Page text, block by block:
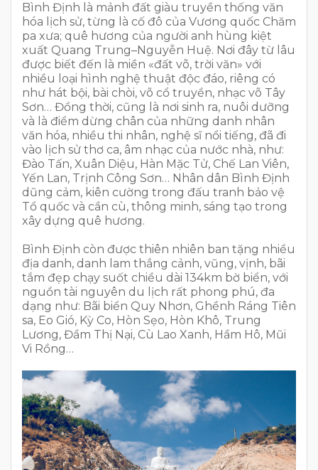
Bình Định là mảnh đất giàu truyền thống văn
hóa lịch sử, từng là cố đô của Vương quốc Chăm
pa xưa; quê hương của người anh hùng kiệt
xuất Quang Trung–Nguyễn Huệ. Nơi đây từ lâu
được biết đến là miền «đất võ, trời văn» với
nhiều loại hình nghệ thuật độc đáo, riêng có
như hát bội, bài chòi, võ cổ truyền, nhạc võ Tây
Sơn… Đồng thời, cũng là nơi sinh ra, nuôi dưỡng
và là điểm dừng chân của những danh nhân
văn hóa, nhiều thi nhân, nghệ sĩ nổi tiếng, đã đi
vào lịch sử thơ ca, âm nhạc của nước nhà, như:
Đào Tấn, Xuân Diệu, Hàn Mặc Tử, Chế Lan Viên,
Yến Lan, Trịnh Công Sơn… Nhân dân Bình Định
dũng cảm, kiên cường trong đấu tranh bảo vệ
Tổ quốc và cần cù, thông minh, sáng tạo trong
xây dựng quê hương.
Bình Định còn được thiên nhiên ban tặng nhiều
địa danh, danh lam thắng cảnh, vũng, vịnh, bãi
tắm đẹp chạy suốt chiều dài 134km bờ biển, với
nguồn tài nguyên du lịch rất phong phú, đa
dạng như: Bãi biển Quy Nhơn, Ghềnh Ráng Tiên
sa, Eo Gió, Kỳ Co, Hòn Sẹo, Hòn Khô, Trung
Lương, Đầm Thị Nại, Cù Lao Xanh, Hầm Hô, Mũi
Vi Rồng…